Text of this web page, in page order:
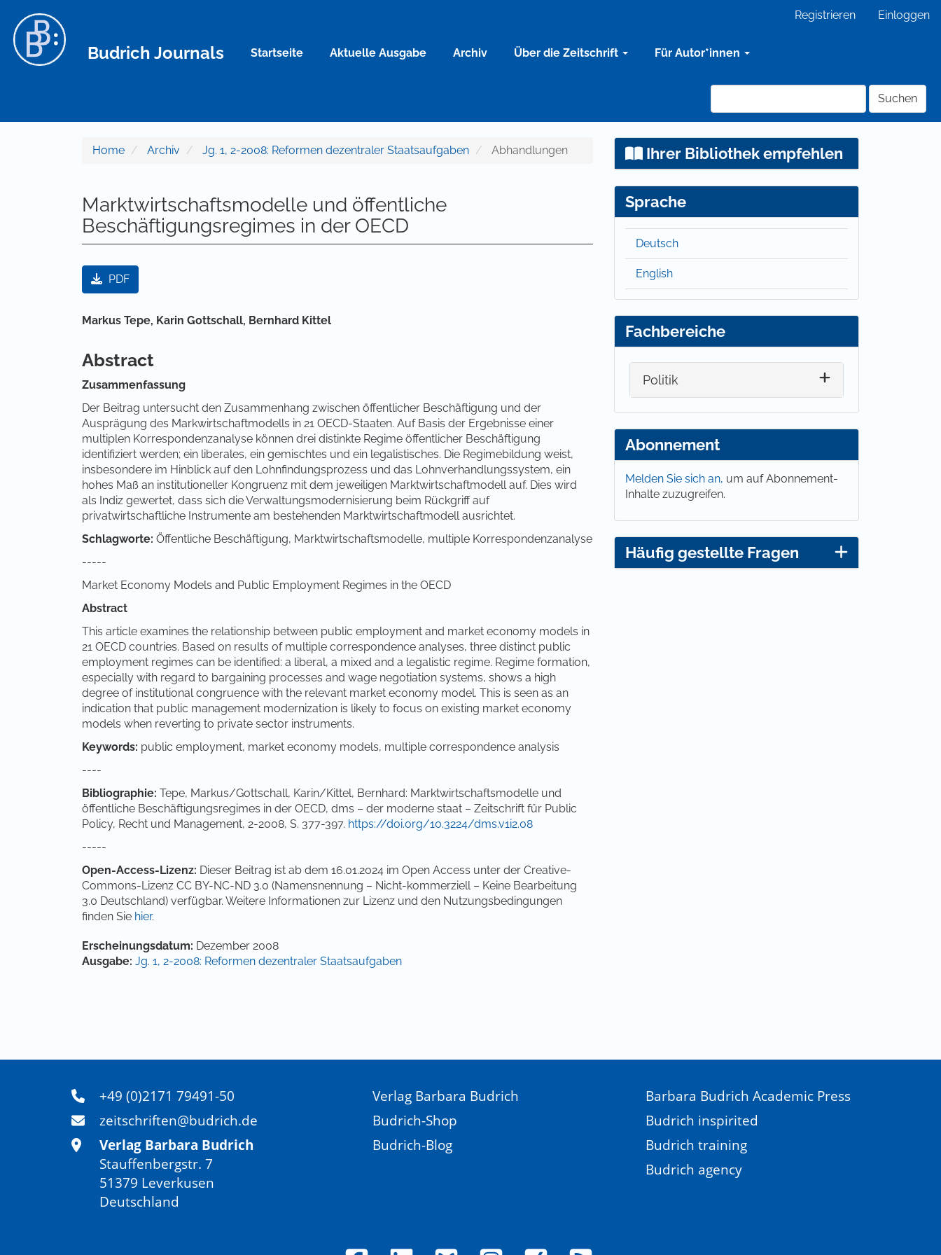
Hauptinhalt
Sidebar
Registrieren Einloggen
Budrich Journals Startseite Aktuelle Ausgabe Archiv Über die Zeitschrift Für Autor*innen
Suchen
Home Archiv Jg. 1, 2-2008: Reformen dezentraler Staatsaufgaben Abhandlungen
Marktwirtschaftsmodelle und öffentliche
Beschäftigungsregimes in der OECD
Artikel-Sidebar
PDF
Hauptsächlicher Artikelinhalt
Markus Tepe, Karin Gottschall, Bernhard Kittel
Abstract
Zusammenfassung
Der Beitrag untersucht den Zusammenhang zwischen öffentlicher Beschäftigung und der
Ausprägung des Markwirtschaftmodells in 21 OECD-Staaten. Auf Basis der Ergebnisse einer
multiplen Korrespondenzanalyse können drei distinkte Regime öffentlicher Beschäftigung
identifiziert werden; ein liberales, ein gemischtes und ein legalistisches. Die Regimebildung weist,
insbesondere im Hinblick auf den Lohnfindungsprozess und das Lohnverhandlungssystem, ein
hohes Maß an institutioneller Kongruenz mit dem jeweiligen Marktwirtschaftmodell auf. Dies wird
als Indiz gewertet, dass sich die Verwaltungsmodernisierung beim Rückgriff auf
privatwirtschaftliche Instrumente am bestehenden Marktwirtschaftmodell ausrichtet.
Schlagworte: Öffentliche Beschäftigung, Marktwirtschaftsmodelle, multiple Korrespondenzanalyse
-----
Market Economy Models and Public Employment Regimes in the OECD
Abstract
This article examines the relationship between public employment and market economy models in
21 OECD countries. Based on results of multiple correspondence analyses, three distinct public
employment regimes can be identified: a liberal, a mixed and a legalistic regime. Regime formation,
especially with regard to bargaining processes and wage negotiation systems, shows a high
degree of institutional congruence with the relevant market economy model. This is seen as an
indication that public management modernization is likely to focus on existing market economy
models when reverting to private sector instruments.
Keywords: public employment, market economy models, multiple correspondence analysis
----
Bibliographie: Tepe, Markus/Gottschall, Karin/Kittel, Bernhard: Marktwirtschaftsmodelle und
öffentliche Beschäftigungsregimes in der OECD, dms – der moderne staat – Zeitschrift für Public
Policy, Recht und Management, 2-2008, S. 377-397. https://doi.org/10.3224/dms.v1i2.08
-----
Open-Access-Lizenz: Dieser Beitrag ist ab dem 16.01.2024 im Open Access unter der Creative-
Commons-Lizenz CC BY-NC-ND 3.0 (Namensnennung – Nicht-kommerziell – Keine Bearbeitung
3.0 Deutschland) verfügbar. Weitere Informationen zur Lizenz und den Nutzungsbedingungen
finden Sie hier.
Artikel-Details
Erscheinungsdatum: Dezember 2008
Ausgabe: Jg. 1, 2-2008: Reformen dezentraler Staatsaufgaben
Ihrer Bibliothek empfehlen
Sprache
Deutsch
English
Fachbereiche
Politik
Abonnement
Melden Sie sich an, um auf Abonnement-
Inhalte zuzugreifen.
Häufig gestellte Fragen
+49 (0)2171 79491-50
zeitschriften@budrich.de
Verlag Barbara Budrich
Stauffenbergstr. 7
51379 Leverkusen
Deutschland
Verlag Barbara Budrich
Budrich-Shop
Budrich-Blog
Barbara Budrich Academic Press
Budrich inspirited
Budrich training
Budrich agency